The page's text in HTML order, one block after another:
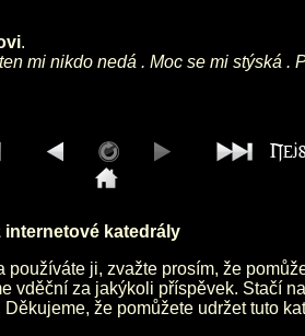
.
mi nikdo nedá . Moc se mi stýská .
internetové katedrály
používáte ji, zvažte prosím, že
vděční za jakýkoli příspěvek. Stačí
Děkujeme, že pomůžete udržet tuto